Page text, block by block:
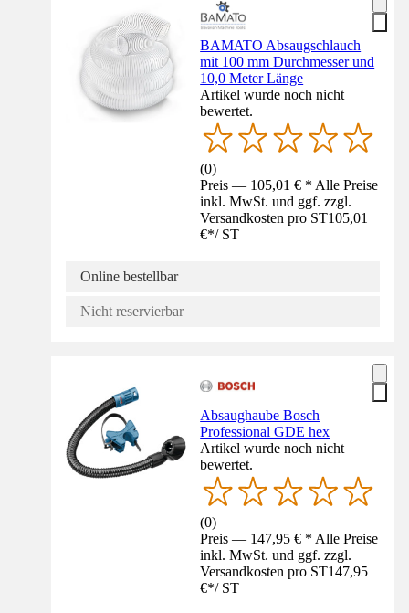
BAMATO Absaugschlauch
mit 100 mm Durchmesser und
10,0 Meter Länge
Artikel wurde noch nicht
bewertet.
(0)
Preis — 105,01 € * Alle Preise
inkl. MwSt. und ggf. zzgl.
Versandkosten pro ST105,01
€*/ ST
Online bestellbar
Nicht reservierbar
Absaughaube Bosch
Professional GDE hex
Artikel wurde noch nicht
bewertet.
(0)
Preis — 147,95 € * Alle Preise
inkl. MwSt. und ggf. zzgl.
Versandkosten pro ST147,95
€*/ ST